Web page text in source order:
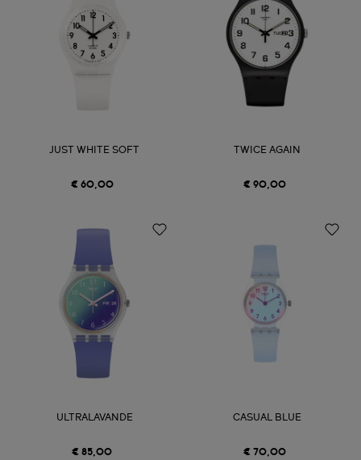
JUST WHITE SOFT
€ 60,00
TWICE AGAIN
€ 90,00
ULTRALAVANDE
€ 85,00
CASUAL BLUE
€ 70,00